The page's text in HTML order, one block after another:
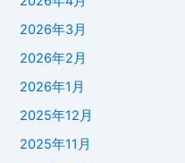
2026年3月
2026年2月
2026年1月
2025年12月
2025年11月